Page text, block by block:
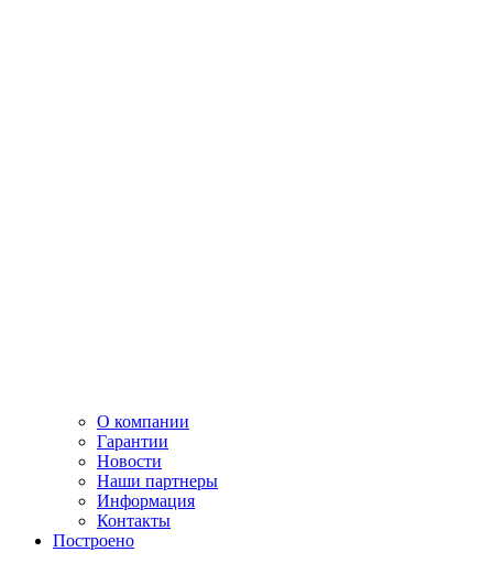
О компании
Гарантии
Новости
Наши партнеры
Информация
Контакты
Построено